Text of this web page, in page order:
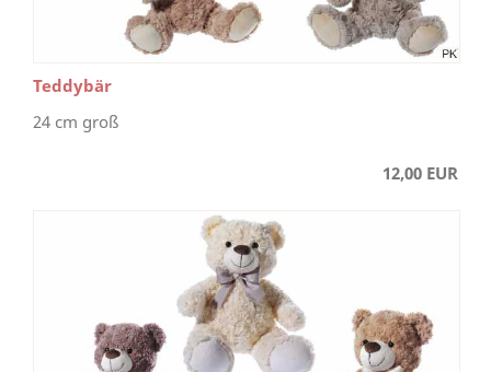
Teddybär
24 cm groß
12,00 EUR